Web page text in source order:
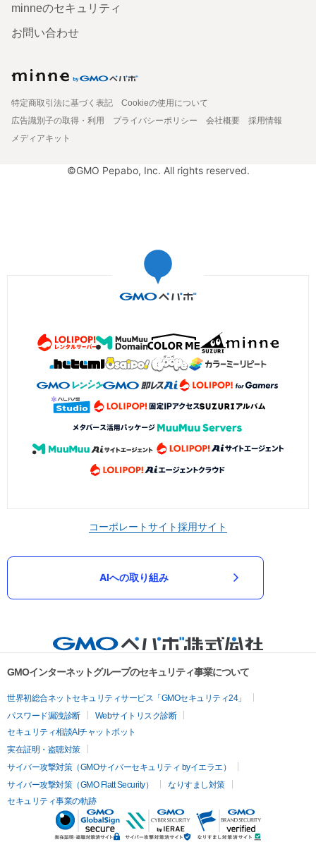
minneのセキュリティ
お問い合わせ
特定商取引法に基づく表記
Cookieの使用について
広告識別子の取得・利用
プライバシーポリシー 会社概要
採用情報
メディアキット
©GMO Pepabo, Inc. All rights reserved.
コーポレートサイト採用サイト
AIへの取り組み
GMOインターネットグループのセキュリティ事業について
世界初総合ネットセキュリティサービス「GMOセキュリティ24」
パスワード漏洩診断
Webサイトリスク診断
セキュリティ相談AIチャットボット
実在証明・盗聴対策
サイバー攻撃対策（GMOサイバーセキュリティ byイエラエ）
サイバー攻撃対策（GMO Flatt Security）
なりすまし対策
セキュリティ事業の軌跡